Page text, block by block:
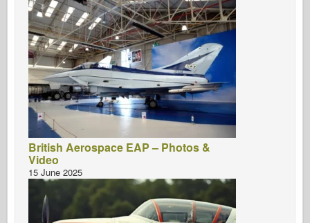
British Aerospace EAP – Photos &
Video
15 June 2025